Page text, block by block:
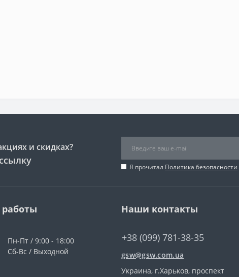
и скидках?
Я прочитал Политика безопасности
Пн-Пт / 9:00 - 18:00
Сб-Вс / Выходной
Наши контакты
+38 (099) 781-38-35
gsw@gsw.com.ua
Украина, г.Харьков, проспект